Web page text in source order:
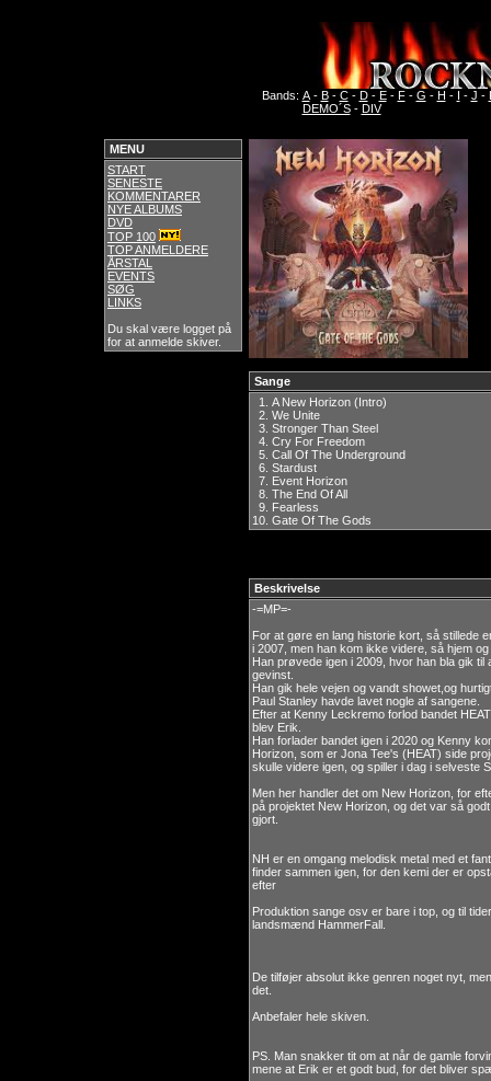
Bands: A- B- C- D- E- F- G - H - I - J -
DEMO´S- DIV
MENU
START
SENESTE
KOMMENTARER
NYE ALBUMS
DVD
TOP 100
TOP ANMELDERE
ÅRSTAL
EVENTS
SØG
LINKS
Du skal være logget på
for at anmelde skiver.
Sange
1. A New Horizon (Intro)
2. We Unite
3. Stronger Than Steel
4. Cry For Freedom
5. Call Of The Underground
6. Stardust
7. Event Horizon
8. The End Of All
9. Fearless
10. Gate Of The Gods
Beskrivelse
-=MP=-
For at gøre en lang historie kort, så stillede
i 2007, men han kom ikke videre, så hjem
Han prøvede igen i 2009, hvor han bla gik til
gevinst.
Han gik hele vejen og vandt showet,og
Paul Stanley havde lavet nogle af sangene.
Efter at Kenny Leckremo forlod bandet
blev Erik.
Han forlader bandet igen i 2020 og Kenny
Horizon, som er Jona Tee's (HEAT) side
skulle videre igen, og spiller i dag i selveste
Men her handler det om New Horizon, for
på projektet New Horizon, og det var så
gjort.
NH er en omgang melodisk metal med et
finder sammen igen, for den kemi der er
efter
Produktion sange osv er bare i top, og til
landsmænd HammerFall.
De tilføjer absolut ikke genren noget nyt,
det.
Anbefaler hele skiven.
PS. Man snakker tit om at når de gamle
mene at Erik er et godt bud, for det bliver